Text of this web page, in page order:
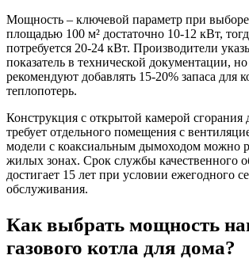
Мощность – ключевой параметр при
площадью 100 м² достаточно 10-12 кВт,
потребуется 20-24 кВт. Производители
показатель в технической документации,
рекомендуют добавлять 15-20% запаса для
теплопотерь.
Конструкция с открытой камерой сгорания
требует отдельного помещения с
модели с коаксиальным дымоходом можно
жилых зонах. Срок службы качественного
достигает 15 лет при условии ежегодного
обслуживания.
Как выбрать мощность
газового котла для дома?